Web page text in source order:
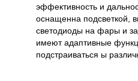
эффективность и
оснащенна подсветкой,
светодиоды на фары и
имеют адаптивные
подстраиваться ы